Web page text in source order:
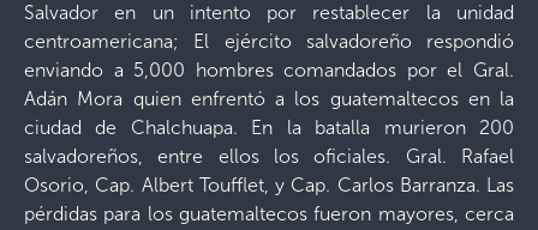
Salvador en un intento por restablecer la unidad
centroamericana; El ejército salvadoreño respondió
enviando a 5,000 hombres comandados por el Gral.
Adán Mora quien enfrentó a los guatemaltecos en la
ciudad de Chalchuapa. En la batalla murieron 200
salvadoreños, entre ellos los oficiales. Gral. Rafael
Osorio, Cap. Albert Toufflet, y Cap. Carlos Barranza. Las
pérdidas para los guatemaltecos fueron mayores, cerca